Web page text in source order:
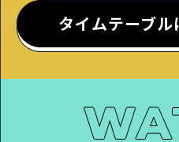
タイムテーブ